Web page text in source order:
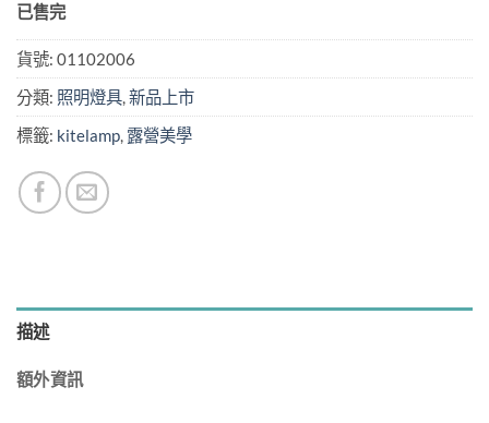
已售完
貨號: 01102006
分類: 照明燈具,新品上市
標籤: kitelamp, 露營美學
描述
額外資訊